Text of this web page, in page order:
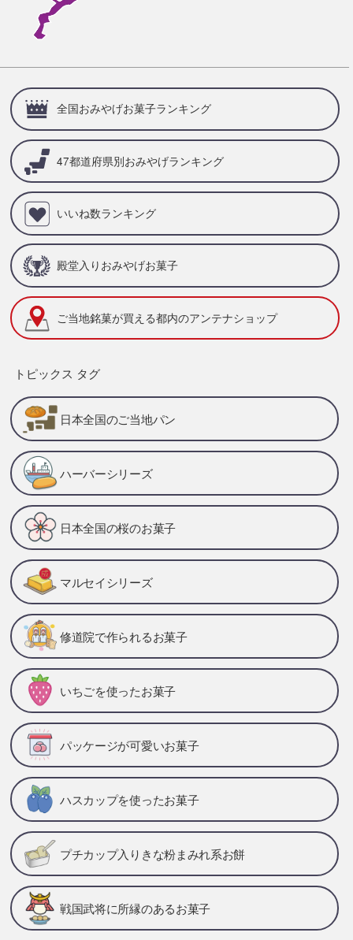
全国おみやげお菓子ランキング
47都道府県別おみやげランキング
いいね数ランキング
殿堂入りおみやげお菓子
ご当地銘菓が買える都内のアンテナショップ
トピックス タグ
日本全国のご当地パン
ハーバーシリーズ
日本全国の桜のお菓子
マルセイシリーズ
修道院で作られるお菓子
いちごを使ったお菓子
パッケージが可愛いお菓子
ハスカップを使ったお菓子
プチカップ入りきな粉まみれ系お餅
戦国武将に所縁のあるお菓子